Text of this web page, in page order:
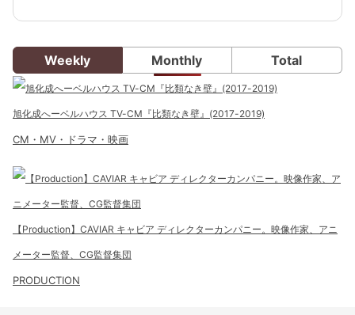
Weekly Monthly Total
旭化成へーベルハウス TV-CM『比類なき壁』(2017-2019)
CM・MV・ドラマ・映画
【Production】CAVIAR キャビア ディレクターカンパニー。映像作家、アニ
メーター監督、CG監督集団
PRODUCTION